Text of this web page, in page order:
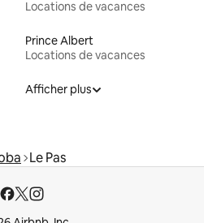
Locations de vacances
Prince Albert
Locations de vacances
Afficher plus
Le Pas